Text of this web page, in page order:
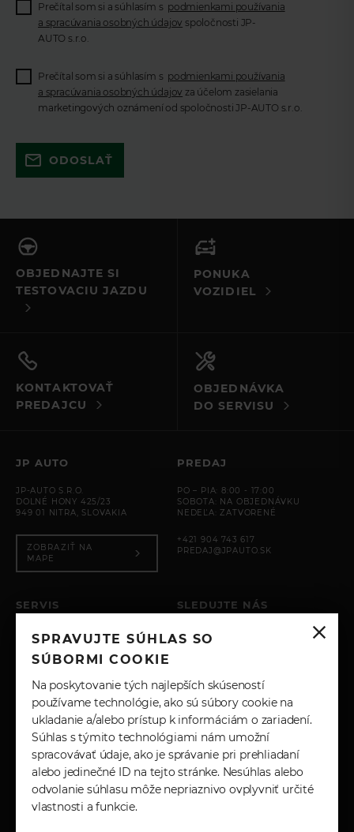
SPRAVUJTE SÚHLAS SO
SÚBORMI COOKIE
Na poskytovanie tých najlepších skúseností
používame technológie, ako sú súbory cookie na
ukladanie a/alebo prístup k informáciám o zariadení.
Súhlas s týmito technológiami nám umožní
spracovávať údaje, ako je správanie pri prehliadaní
alebo jedinečné ID na tejto stránke. Nesúhlas alebo
odvolanie súhlasu môže nepriaznivo ovplyvniť určité
vlastnosti a funkcie.
Prečítal som si a súhlasím s podmienkami používania
a spracúvania osobných údajov spoločnosti JP-
AUTO s.r.o.
Prečítal som si a súhlasím s podmienkami používania
a spracúvania osobných údajov za účelom zasielania
marketingových oznámení od spoločnosti JP-AUTO s.r.o.
vyplnili všetky povinné polia. Ak to
ODOSLAŤ
OBJEDNAJTE SI
TESTOVACIU JAZDU
PONUKA
VOZIDIEL
KONTAKTOVAŤ
PREDAJCU
OBJEDNÁVKA
DO SERVISU
JP AUTO
JP-AUTO S.R.O.
DOLNÉ HONY 425/23
949 01 NITRA, SLOVAKIA
ZOBRAZIŤ NA
MAPE
PREDAJ
PO – PIA: 8:00 - 17:00
SOBOTA: NA OBJEDNÁVKU
NEDEĽA: ZATVORENÉ
+421 904 743 617
PREDAJ@JPAUTO.SK
SERVIS
PO – PIA: 8:00 - 17:00
SOBOTA: ZATVORENÉ
NEDEĽA: ZATVORENÉ
+421 904 743 617
SERVIS@JPAUTO.SK
SLEDUJTE NÁS
FACEBOOK
LINKEDIN
YOUTUBE